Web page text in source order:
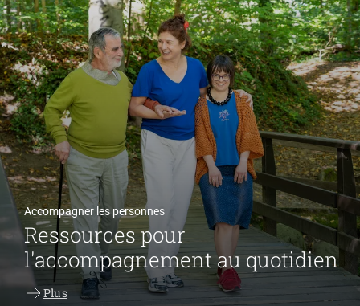
Accompagner les personnes
Ressources pour
l'accompagnement au quotidien
Plus